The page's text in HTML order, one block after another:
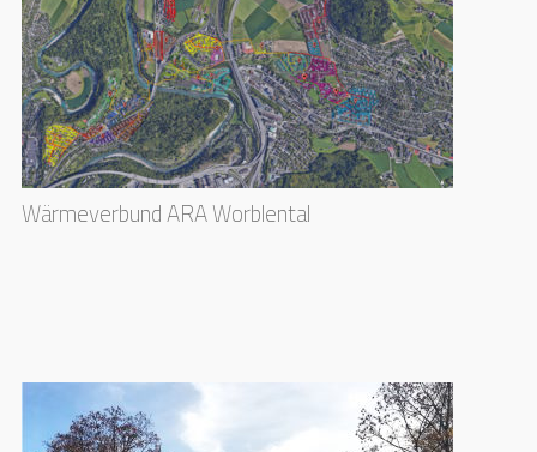
Wärmeverbund ARA Worblental